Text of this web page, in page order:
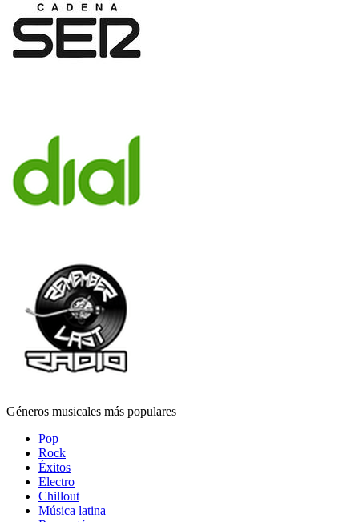
Géneros musicales más populares
Pop
Rock
Éxitos
Electro
Chillout
Música latina